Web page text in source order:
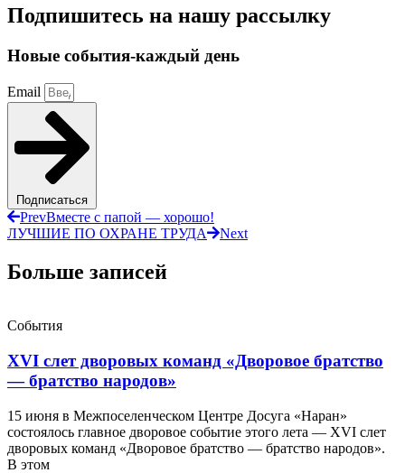
Подпишитесь на нашу рассылку
Новые события-каждый день
Email
Подписаться
PrevВместе с папой — хорошо!
ЛУЧШИЕ ПО ОХРАНЕ ТРУДА
Next
Больше записей
События
XVI слет дворовых команд «Дворовое братство
— братство народов»
15 июня в Межпоселенческом Центре Досуга «Наран»
состоялось главное дворовое событие этого лета — XVI слет
дворовых команд «Дворовое братство — братство народов».
В этом